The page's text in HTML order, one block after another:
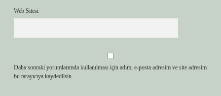
Web Sitesi
Daha sonraki yorumlarımda kullanılması için adım, e-posta adresim ve site adresim
bu tarayıcıya kaydedilsin.